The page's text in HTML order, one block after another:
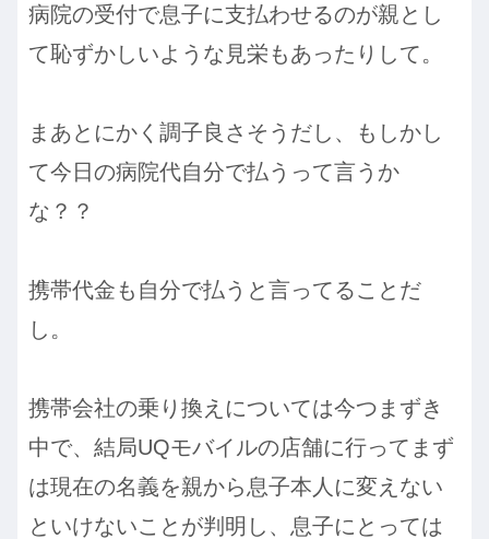
病院の受付で息子に支払わせるのが親とし
て恥ずかしいような見栄もあったりして。
まあとにかく調子良さそうだし、もしかし
て今日の病院代自分で払うって言うか
な？？
携帯代金も自分で払うと言ってることだ
し。
携帯会社の乗り換えについては今つまずき
中で、結局UQモバイルの店舗に行ってまず
は現在の名義を親から息子本人に変えない
といけないことが判明し、息子にとっては